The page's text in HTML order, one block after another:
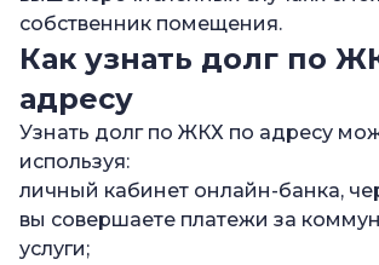
собственник помещения.
Как узнать долг по
адресу
Узнать долг по ЖКХ по адресу
используя:
личный кабинет онлайн-банка,
вы совершаете платежи за
услуги;